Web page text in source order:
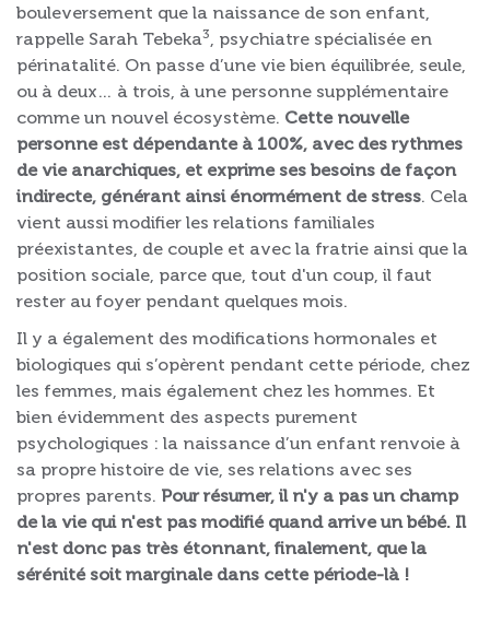
bouleversement que la naissance de son enfant,
rappelle Sarah Tebeka3
, psychiatre spécialisée en
périnatalité. On passe d’une vie bien équilibrée, seule,
ou à deux… à trois, à une personne supplémentaire
comme un nouvel écosystème. Cette nouvelle
personne est dépendante à 100%, avec des rythmes
de vie anarchiques, et exprime ses besoins de façon
indirecte, générant ainsi énormément de stress. Cela
vient aussi modifier les relations familiales
préexistantes, de couple et avec la fratrie ainsi que la
position sociale, parce que, tout d'un coup, il faut
rester au foyer pendant quelques mois.
Il y a également des modifications hormonales et
biologiques qui s’opèrent pendant cette période, chez
les femmes, mais également chez les hommes. Et
bien évidemment des aspects purement
psychologiques : la naissance d’un enfant renvoie à
sa propre histoire de vie, ses relations avec ses
propres parents. Pour résumer, il n'y a pas un champ
de la vie qui n'est pas modifié quand arrive un bébé. Il
n'est donc pas très étonnant, finalement, que la
sérénité soit marginale dans cette période-là !